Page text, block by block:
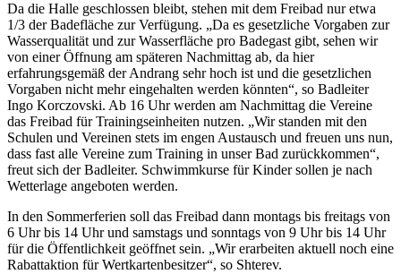
Da die Halle geschlossen bleibt, stehen mit dem Freibad nur etwa
1/3 der Badefläche zur Verfügung. „Da es gesetzliche Vorgaben zur
Wasserqualität und zur Wasserfläche pro Badegast gibt, sehen wir
von einer Öffnung am späteren Nachmittag ab, da hier
erfahrungsgemäß der Andrang sehr hoch ist und die gesetzlichen
Vorgaben nicht mehr eingehalten werden könnten“, so Badleiter
Ingo Korczovski. Ab 16 Uhr werden am Nachmittag die Vereine
das Freibad für Trainingseinheiten nutzen. „Wir standen mit den
Schulen und Vereinen stets im engen Austausch und freuen uns nun,
dass fast alle Vereine zum Training in unser Bad zurückkommen“,
freut sich der Badleiter. Schwimmkurse für Kinder sollen je nach
Wetterlage angeboten werden.
In den Sommerferien soll das Freibad dann montags bis freitags von
6 Uhr bis 14 Uhr und samstags und sonntags von 9 Uhr bis 14 Uhr
für die Öffentlichkeit geöffnet sein. „Wir erarbeiten aktuell noch eine
Rabattaktion für Wertkartenbesitzer“, so Shterev.